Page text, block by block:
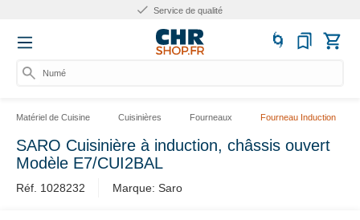
Service de qualité
Numéro
Matériel de Cuisine Cuisinières Fourneaux Fourneau Induction
SARO Cuisinière à induction, châssis ouvert
Modèle E7/CUI2BAL
Réf. 1028232 Marque: Saro